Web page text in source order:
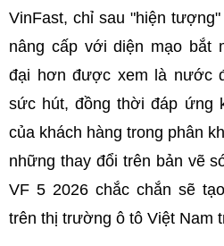
VinFast, chỉ sau "hiện
nâng cấp với diện mạo bắt
đại hơn được xem là nước
sức hút, đồng thời đáp ứng
của khách hàng trong phân
những thay đổi trên bản vẽ
VF 5 2026 chắc chắn sẽ
trên thị trường ô tô Việt Nam